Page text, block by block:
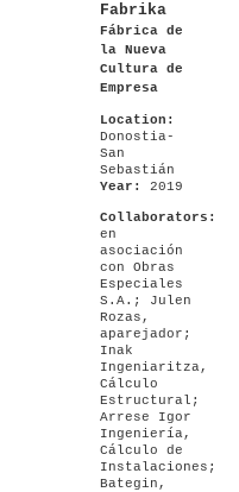
Fabrika
Fábrica de
la Nueva
Cultura de
Empresa
Location:
Donostia-
San
Sebastián
Year: 2019
Collaborators:
en
asociación
con Obras
Especiales
S.A.; Julen
Rozas,
aparejador;
Inak
Ingeniaritza,
Cálculo
Estructural;
Arrese Igor
Ingeniería,
Cálculo de
Instalaciones;
Bategin,